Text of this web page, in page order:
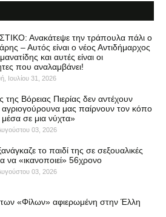
Ανακάτεψε την τράπουλα πάλι ο
– Αυτός είναι ο νέος Αντιδήμαρχος
και αυτές είναι οι
που αναλαμβάνει!
Ιουλίου 31, 2026
της Βόρειας Πιερίας δεν αντέχουν
μας παίρνουν τον κόπο
μέσα σε μια νύχτα»
03, 2026
το παιδί της σε σεξουαλικές
να «ικανοποιεί» 56χρονο
03, 2026
«Φίλων» αφιερωμένη στην Έλλη